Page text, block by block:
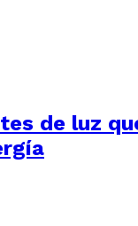
de luz